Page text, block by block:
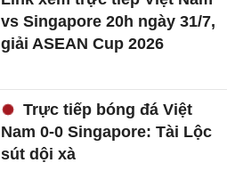
vs Singapore 20h ngày 31/7,
giải ASEAN Cup 2026
Trực tiếp bóng đá Việt
Nam 0-0 Singapore: Tài Lộc
sút dội xà